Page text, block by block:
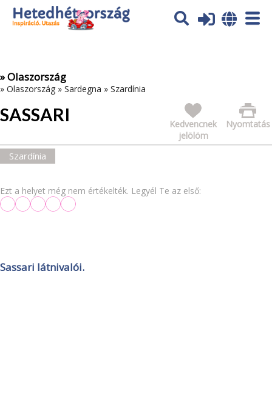
Az oldal sütiket (cookies) használ. További tájékoztatás itt:
Adatvédelmi tájékoztató
» Olaszország
» Olaszország » Sardegna » Szardínia
SASSARI Nyomtatás
Kedvencnek
jelölöm
Szardínia
Ezt a helyet még nem értékelték. Legyél Te az első:
Sassari látnivalói.